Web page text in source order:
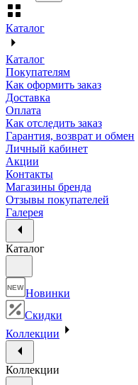
Каталог
Каталог
Покупателям
Как оформить заказ
Доставка
Оплата
Как отследить заказ
Гарантия, возврат и обмен
Личный кабинет
Акции
Контакты
Магазины бренда
Отзывы покупателей
Галерея
Каталог
NEW Новинки
Скидки
Коллекции
Коллекции